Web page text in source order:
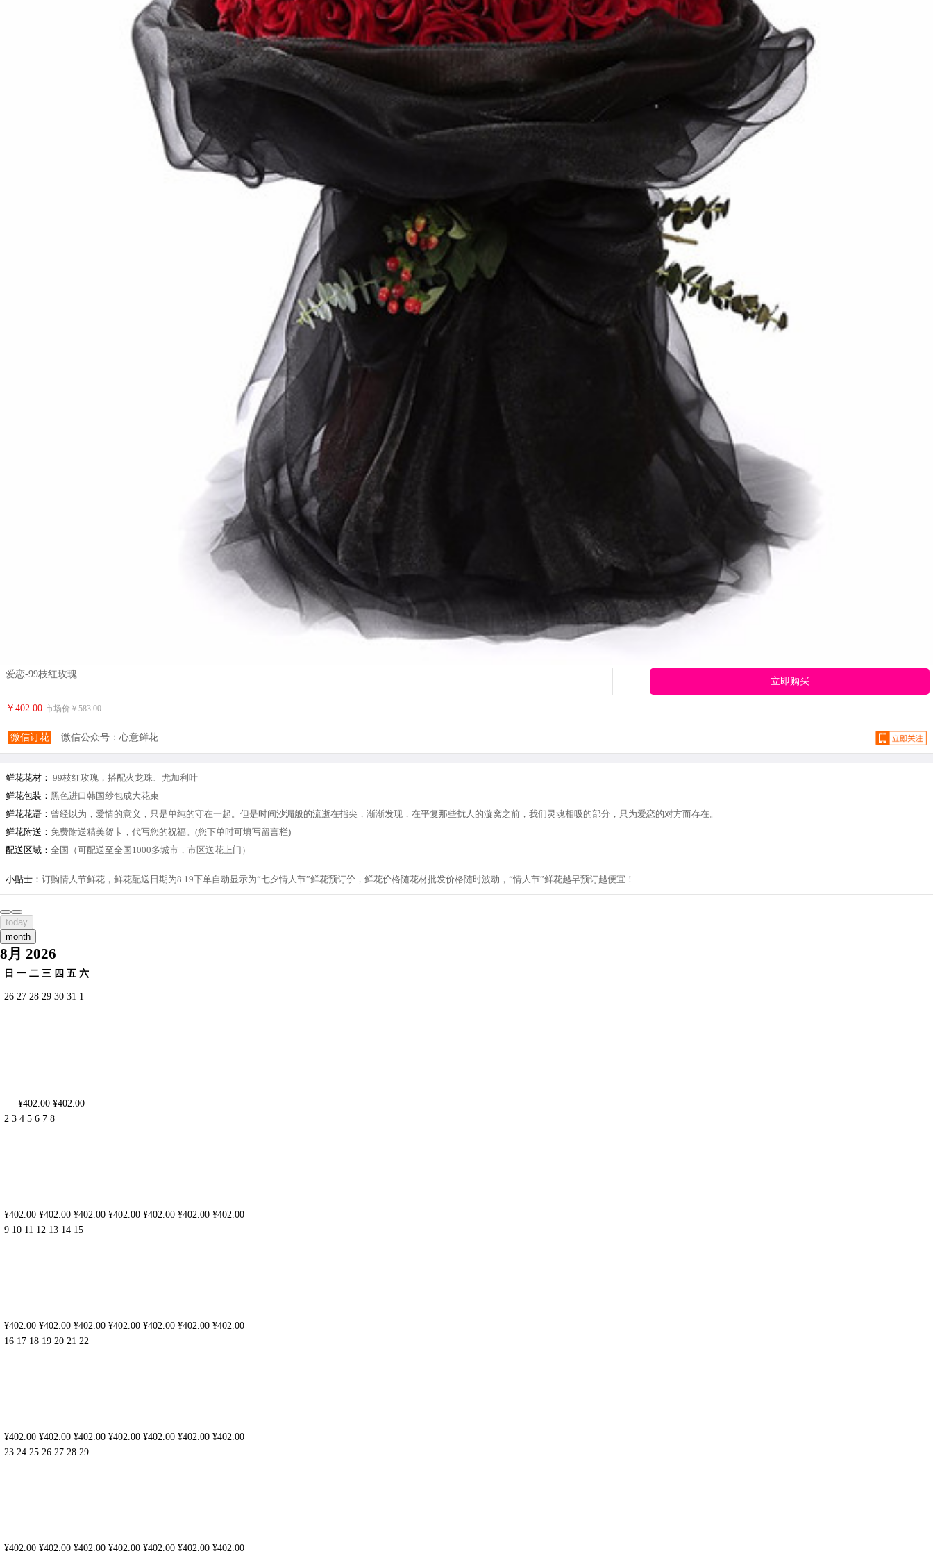
爱恋-99枝红玫瑰
立即购买
￥402.00 市场价￥ 583.00
微信订花 微信公众号：心意鲜花
鲜花花材： 99枝红玫瑰，搭配火龙珠、尤加利叶
鲜花包装： 黑色进口韩国纱包成大花束
鲜花花语： 曾经以为，爱情的意义，只是单纯的守在一起。但是时间沙漏般的流逝在指尖，渐渐发现，在平复那些扰人的漩窝之前，我们灵魂相吸的部分，只为爱恋的对方而存在。
鲜花附送： 免费附送精美贺卡，代写您的祝福。(您下单时可填写留言栏)
配送区域： 全国（可配送至全国1000多城市，市区送花上门）
小贴士： 订购情人节鲜花，鲜花配送日期为8.19下单自动显示为“七夕情人节”鲜花预订价，鲜花价格随花材批发价格随时波动，“情人节”鲜花越早预订越便宜！
today
month
8月 2026
日 一 二 三 四 五 六
26 27 28 29 30 31 1
¥402.00 ¥402.00
2 3 4 5 6 7 8
¥402.00 ¥402.00 ¥402.00 ¥402.00 ¥402.00 ¥402.00 ¥402.00
9 10 11 12 13 14 15
¥402.00 ¥402.00 ¥402.00 ¥402.00 ¥402.00 ¥402.00 ¥402.00
16 17 18 19 20 21 22
¥402.00 ¥402.00 ¥402.00 ¥402.00 ¥402.00 ¥402.00 ¥402.00
23 24 25 26 27 28 29
¥402.00 ¥402.00 ¥402.00 ¥402.00 ¥402.00 ¥402.00 ¥402.00